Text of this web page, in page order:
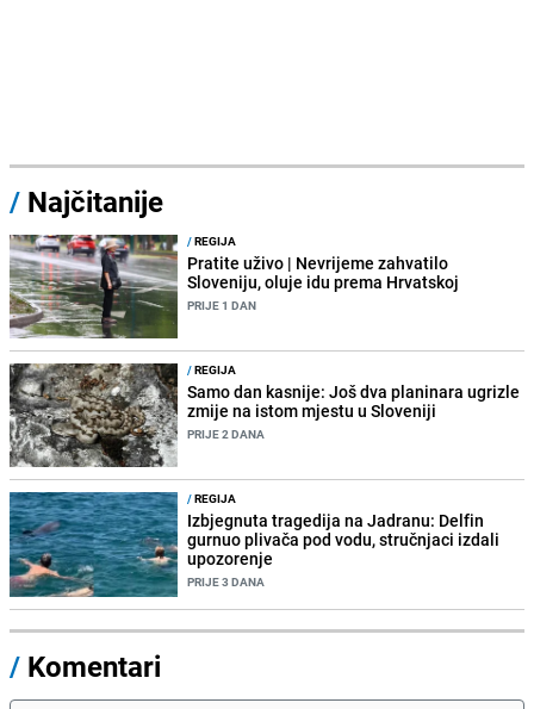
/ Najčitanije
/REGIJA
Pratite uživo | Nevrijeme zahvatilo
Sloveniju, oluje idu prema Hrvatskoj
PRIJE 1 DAN
/REGIJA
Samo dan kasnije: Još dva planinara ugrizle
zmije na istom mjestu u Sloveniji
PRIJE 2 DANA
/REGIJA
Izbjegnuta tragedija na Jadranu: Delfin
gurnuo plivača pod vodu, stručnjaci izdali
upozorenje
PRIJE 3 DANA
/ Komentari